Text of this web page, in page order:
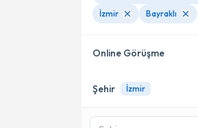
İzmir
Bayraklı
Online Görüşme
Online danışmanlık sunan
Şehir İzmir